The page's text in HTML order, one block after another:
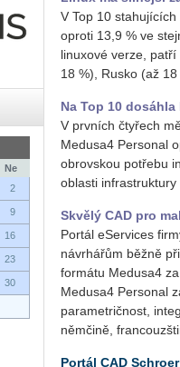
Ne
2
9
16
23
30
V Top 10
oproti 13,9 % ve
linuxové verze,
18 %), Rusko (až
Na Top 10 dosáhla
V prvních čtyřech
Medusa4 Personal
obrovskou potřebu
oblasti infrastruktury
Skvělý CAD pro
Portál eServices
návrhářům běžně
formátu Medusa4
Medusa4 Personal
parametričnost,
němčině,
Portál CAD Schroer